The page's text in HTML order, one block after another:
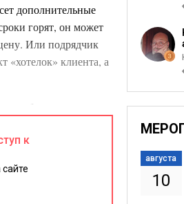
дополнительные
горят, он может
Или подрядчик
«хотелок» клиента, а
обсуждают
красивый
ответы, договор – и
к
августа
10